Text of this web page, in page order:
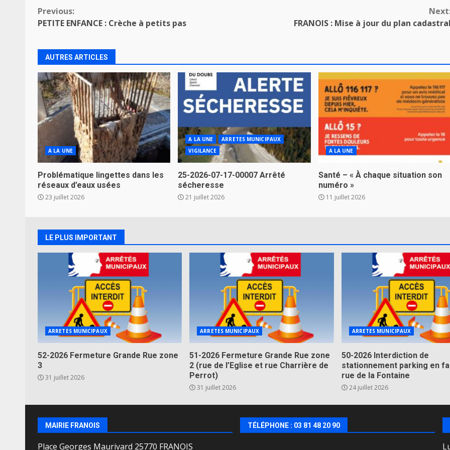
Continue
Previous:
PETITE ENFANCE : Crèche à petits pas
FRANOIS : Mise à jour du plan
AUTRES ARTICLES
A LA UNE
Problématique lingettes dans les
réseaux d’eaux usées
23 juillet 2026
A LA UNE
ARRETES MUNICIPAUX
VIGILANCE
25-2026-07-17-00007 Arrêté
sécheresse
21 juillet 2026
A LA UNE
Santé – « À chaque situation son
numéro »
11 juillet 2026
LE PLUS IMPORTANT
ARRETES MUNICIPAUX
52-2026 Fermeture Grande Rue zone
3
31 juillet 2026
ARRETES MUNICIPAUX
51-2026 Fermeture Grande Rue zone
2 (rue de l’Eglise et rue Charrière de
Perrot)
31 juillet 2026
ARRETES MUNICIPAUX
50-2026 Interdiction de
stationnement parking en
rue de la Fontaine
24 juillet 2026
MAIRIE FRANOIS
Place Georges Maurivard 25770 FRANOIS
TÉLÉPHONE : 03 81 48 20 90